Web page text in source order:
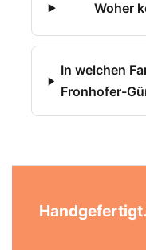
Woher
In welchen
Fronhofer-